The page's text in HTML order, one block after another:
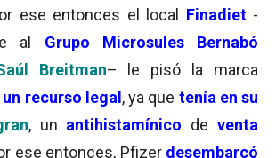
ese entonces el local Finadiet -
al Grupo Microsules Bernabó
Breitman– le pisó la marca
recurso legal , ya que tenía en su
, un antihistamínico deventa
ese entonces, Pfizer desembarcó